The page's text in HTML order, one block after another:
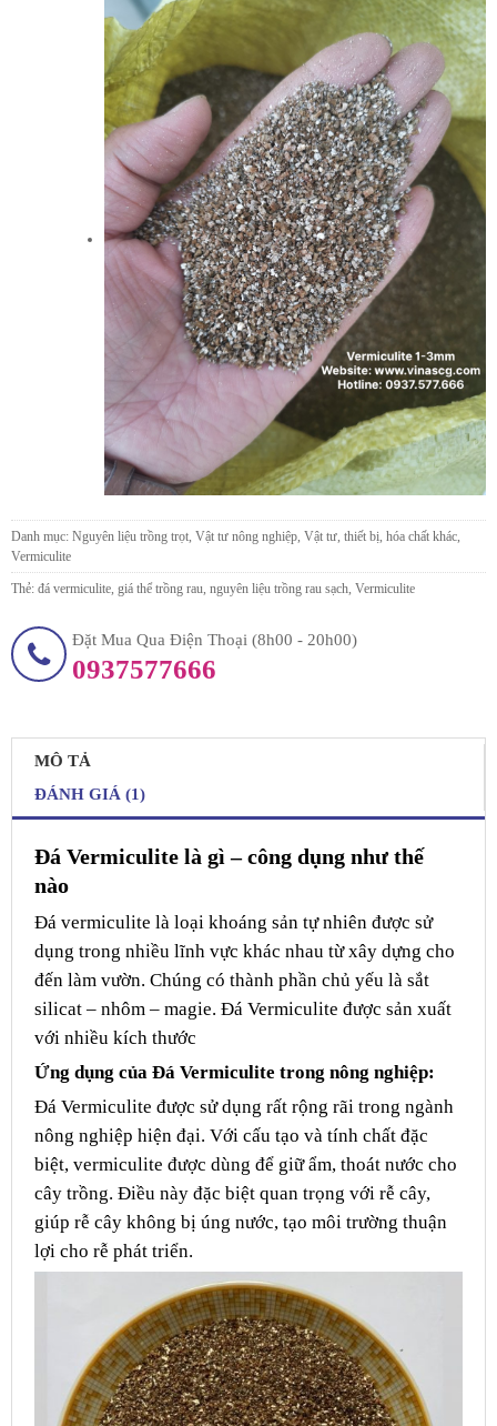
Danh mục: Nguyên liệu trồng trọt, Vật tư nông nghiệp, Vật tư, thiết bị, hóa chất khác,
Vermiculite
Thẻ: đá vermiculite, giá thể trồng rau nguyên liệu trồng rau sạch, Vermiculite
Đặt Mua Qua Điện Thoại (8h00 - 20h00)
0937577666
MÔ TẢ
ĐÁNH GIÁ (1)
Đá Vermiculite là gì – công dụng như thế
nào
Đá vermiculite là loại khoáng sản tự nhiên được sử
dụng trong nhiều lĩnh vực khác nhau từ xây dựng cho
đến làm vườn. Chúng có thành phần chủ yếu là sắt
silicat – nhôm – magie. Đá Vermiculite được sản xuất
với nhiều kích thước
Ứng dụng của Đá Vermiculite trong nông nghiệp:
Đá Vermiculite được sử dụng rất rộng rãi trong ngành
nông nghiệp hiện đại. Với cấu tạo và tính chất đặc
biệt, vermiculite được dùng để giữ ẩm, thoát nước cho
cây trồng. Điều này đặc biệt quan trọng với rễ cây,
giúp rễ cây không bị úng nước, tạo môi trường thuận
lợi cho rễ phát triển.